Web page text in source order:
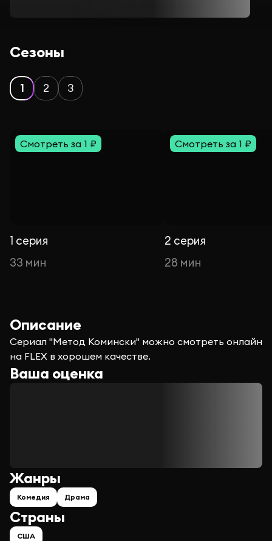
Сезоны
1 2 3
Смотреть за 1 ₽
1 серия
33 мин
Смотреть за 1 ₽
2 серия
28 мин
Описание
Сериал "Метод Комински" можно смотреть онлайн
на FLEX в хорошем качестве.
Ваша оценка
Страны
США
Жанры
Комедия Драма